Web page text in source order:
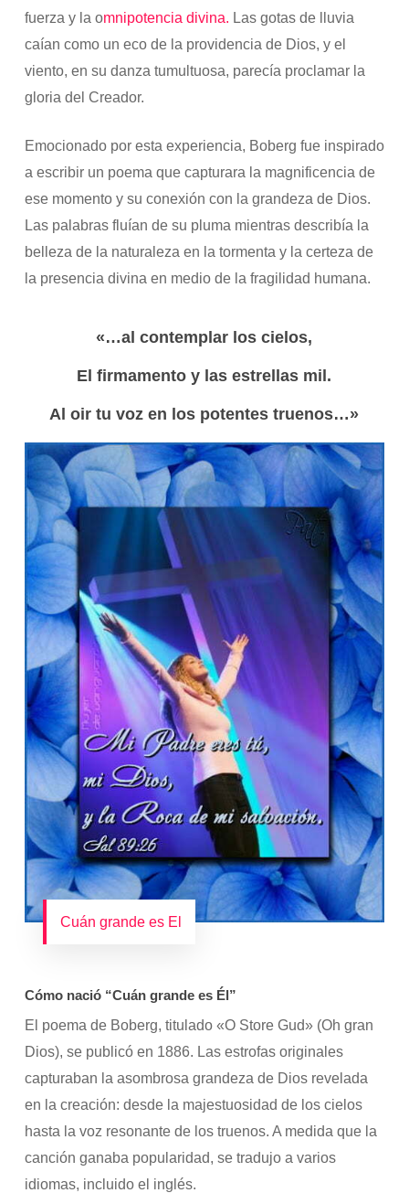
fuerza y la omnipotencia divina. Las gotas de lluvia
caían como un eco de la providencia de Dios, y el
viento, en su danza tumultuosa, parecía proclamar la
gloria del Creador.
Emocionado por esta experiencia, Boberg fue inspirado
a escribir un poema que capturara la magnificencia de
ese momento y su conexión con la grandeza de Dios.
Las palabras fluían de su pluma mientras describía la
belleza de la naturaleza en la tormenta y la certeza de
la presencia divina en medio de la fragilidad humana.
«…al contemplar los cielos,
El firmamento y las estrellas mil.
Al oir tu voz en los potentes truenos…»
Cuán grande es El
Cómo nació “Cuán grande es Él”
El poema de Boberg, titulado «O Store Gud» (Oh gran
Dios), se publicó en 1886. Las estrofas originales
capturaban la asombrosa grandeza de Dios revelada
en la creación: desde la majestuosidad de los cielos
hasta la voz resonante de los truenos. A medida que la
canción ganaba popularidad, se tradujo a varios
idiomas, incluido el inglés.